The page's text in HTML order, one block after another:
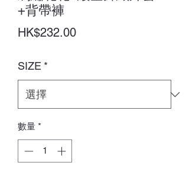
+背帶褲
HK$232.00價
SIZE *
數量 *